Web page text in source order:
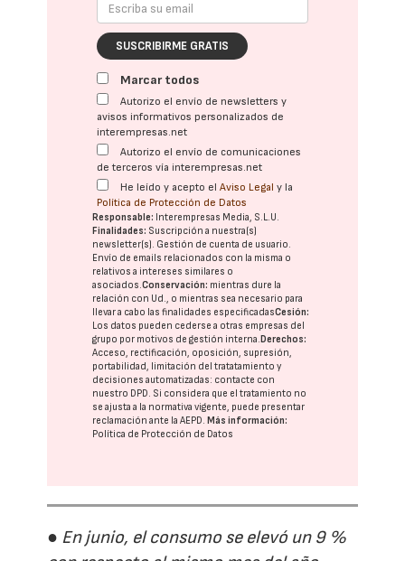
SUSCRIBIRME GRATIS
Marcar todos
Autorizo el envío de newsletters y
avisos informativos personalizados de
interempresas.net
Autorizo el envío de comunicaciones
de terceros vía interempresas.net
He leído y acepto elAviso Legal y la
Política de Protección de Datos
Responsable: Interempresas Media, S.L.U.
Finalidades: Suscripción a nuestra(s)
newsletter(s). Gestión de cuenta de usuario.
Envío de emails relacionados con la misma o
relativos a intereses similares o
asociados.Conservación: mientras dure la
relación con Ud., o mientras sea necesario para
llevar a cabo las finalidades especificadasCesión:
Los datos pueden cederse a otras empresas del
grupo por motivos de gestión interna.Derechos:
Acceso, rectificación, oposición, supresión,
portabilidad, limitación del tratatamiento y
decisiones automatizadas: contacte con
nuestro DPD. Si considera que el tratamiento no
se ajusta a la normativa vigente, puede presentar
reclamación ante laAEPD.Más información:
Política de Protección de Datos
● En junio, el consumo se elevó un 9 %